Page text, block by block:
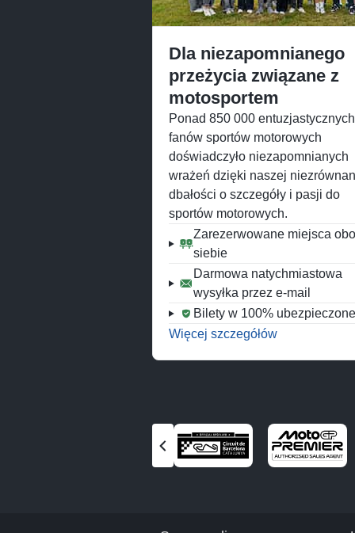
Dla niezapomnianego
przeżycia związane z
motosportem
Ponad 850 000 entuzjastycznych
fanów sportów motorowych
doświadczyło niezapomnianych
wrażeń dzięki naszej
dbałości o szczegóły i pasji do
sportów motorowych.
Zarezerwowane miejsca
siebie
Darmowa natychmiastowa
wysyłka przez e-mail
Bilety w 100% ubezpieczone
Więcej szczegółów
Zobacz
poprzedniego